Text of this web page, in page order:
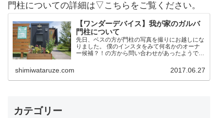
門柱についての詳細は▽こちらをご覧ください。
【ワンダーデバイス】我が家のガルバ
門柱について
先日、ベスの方が門柱の写真を撮りにお越しにな
りました。 僕のインスタをみて何名かのオーナ
ー候補？！の方から問い合わせがあったようで
て詳細を記載しておこうかと思います。 作りは
shimiwataruze.com 2017.06.27
カテゴリー